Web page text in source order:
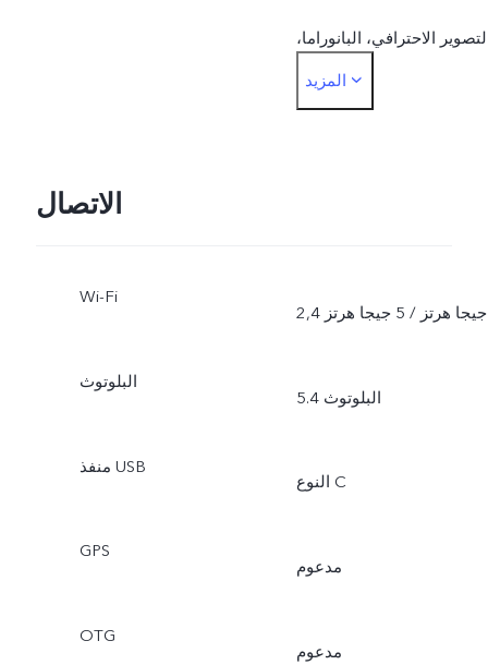
الاحترافي، البانوراما،
المزيد
الاتصال
Wi-Fi
2,4 جيجا هرتز / 5 جيجا هرتز
البلوتوث
البلوتوث 5.4
منفذ USB
النوع C
GPS
مدعوم
OTG
مدعوم